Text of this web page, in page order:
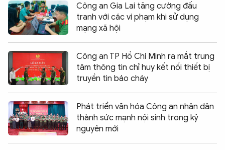
Công an Gia Lai tăng cường đấu
tranh với các vi phạm khi sử dụng
mạng xã hội
Công an TP Hồ Chí Minh ra mắt trung
tâm thông tin chỉ huy kết nối thiết bị
truyền tin báo cháy
Phát triển văn hóa Công an nhân dân
thành sức mạnh nội sinh trong kỷ
nguyên mới